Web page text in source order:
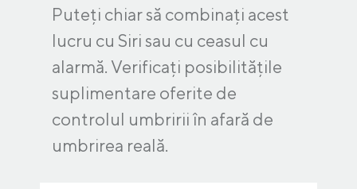
Puteți chiar să combinați acest
lucru cu Siri sau cu ceasul cu
alarmă. Verificați posibilitățile
suplimentare oferite de
controlul umbririi în afară de
umbrirea reală.